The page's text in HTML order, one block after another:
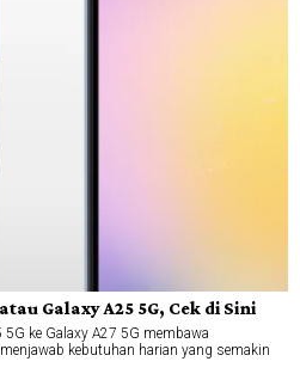
Galaxy A25 5G, Cek di Sini
ke Galaxy A27 5G membawa
kebutuhan harian yang semakin